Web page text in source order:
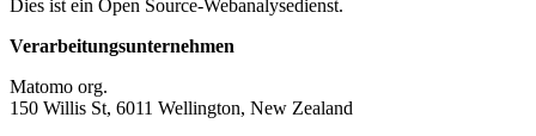
Dies ist ein Open Source-Webanalysedienst.
Verarbeitungsunternehmen
Matomo org.
150 Willis St, 6011 Wellington, New Zealand